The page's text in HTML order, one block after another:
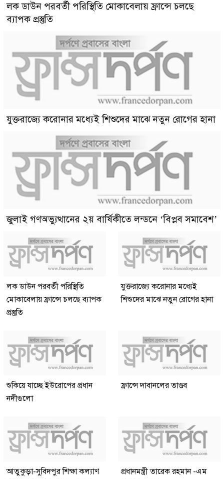
লক ডাউন পরবর্তী পরিস্থিতি মোকাবেলায় ফ্রান্সে চলছে
ব্যাপক প্রস্তুতি
যুক্তরাজ্যে করোনার মধ্যেই শিশুদের মাঝে নতুন রোগের হানা
জুলাই গণঅভ্যুত্থানের ২য় বার্ষিকীতে লন্ডনে ‘বিপ্লব সমাবেশ’
লক ডাউন পরবর্তী পরিস্থিতি
মোকাবেলায় ফ্রান্সে চলছে ব্যাপক
প্রস্তুতি
যুক্তরাজ্যে করোনার মধ্যেই
শিশুদের মাঝে নতুন রোগের হানা
শুকিয়ে যাচ্ছে ইউরোপের প্রধান
নদীগুলো
ফ্রান্সে দাবানলের তাণ্ডব
আতুকুড়া-সুবিদপুর শিক্ষা কল্যাণ
প্রধানমন্ত্রী তারেক রহমান -এম